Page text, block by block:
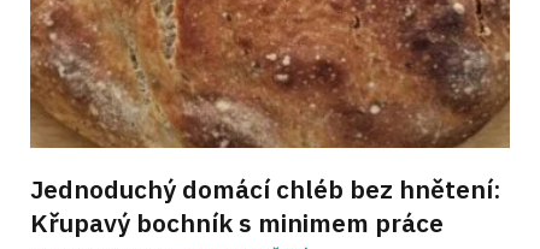
Jednoduchý domácí chléb bez hnětení:
Křupavý bochník s minimem práce